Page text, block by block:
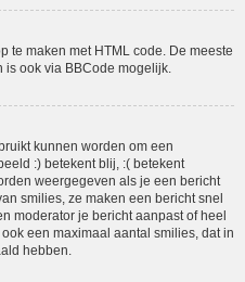
te maken met HTML code. De meeste
is ook via BBCode mogelijk.
kunnen worden om een
:) betekent blij, :( betekent
weergegeven als je een bericht
smilies, ze maken een bericht snel
moderator je bericht aanpast of heel
een maximaal aantal smilies, dat in
hebben.